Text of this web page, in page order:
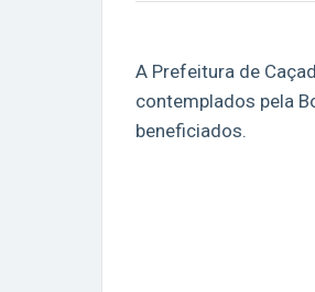
A Prefeitura de
contemplados pela
beneficiados.